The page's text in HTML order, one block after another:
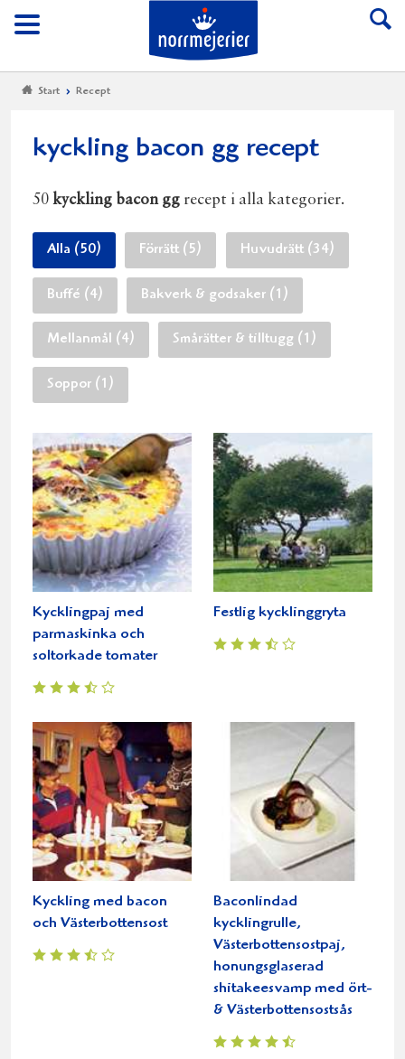
Meny
Till Norrmejerier
Start Recept
kyckling bacon gg recept
50 kyckling bacon gg recept i alla kategorier.
Alla (50) Förrätt (5) Huvudrätt (34)
Buffé (4) Bakverk & godsaker (1)
Mellanmål (4) Smårätter & tilltugg (1)
Soppor (1)
Kycklingpaj med
parmaskinka och
soltorkade tomater
Festlig kycklinggryta
Kyckling med bacon
och Västerbottensost
Baconlindad
kycklingrulle,
Västerbottensostpaj,
honungsglaserad
shitakeesvamp med ört-
& Västerbottensostsås